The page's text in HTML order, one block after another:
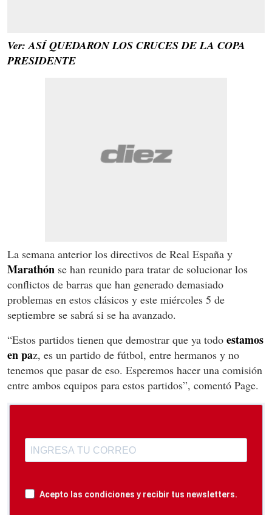
Ver: ASÍ QUEDARON LOS CRUCES DE LA COPA
PRESIDENTE
La semana anterior los directivos de Real España y
Marathón se han reunido para tratar de solucionar los
conflictos de barras que han generado demasiado
problemas en estos clásicos y este miércoles 5 de
septiembre se sabrá si se ha avanzado.
“Estos partidos tienen que demostrar que ya todo estamos
en paz, es un partido de fútbol, entre hermanos y no
tenemos que pasar de eso. Esperemos hacer una comisión
entre ambos equipos para estos partidos”, comentó Page.
Acepto las condiciones y recibir tus newsletters.